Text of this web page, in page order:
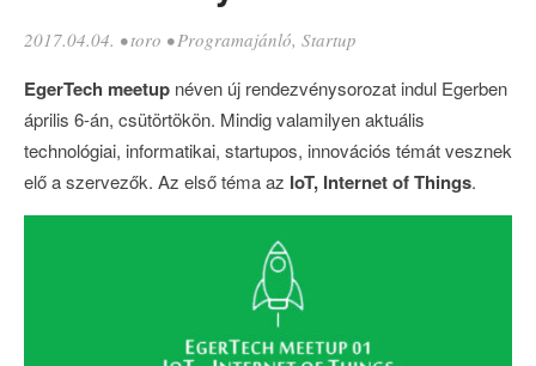
2017.04.04. •toro •Programajánló, Startup
EgerTech meetup néven új rendezvénysorozat indul Egerben
április 6-án, csütörtökön. Mindig valamilyen aktuális
technológiai, informatikai, startupos, innovációs témát vesznek
elő a szervezők. Az első téma az IoT, Internet of Things.